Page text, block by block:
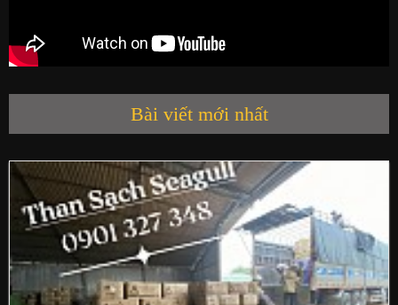
Bài viết mới nhất